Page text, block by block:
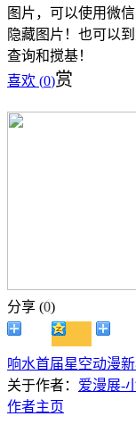
图片，可以使用微
隐藏图片！也可以
查询和搅基！
喜欢 (0)赏
分享 (0)
响水首届星空动漫
关于作者： 爱漫展-
作者主页